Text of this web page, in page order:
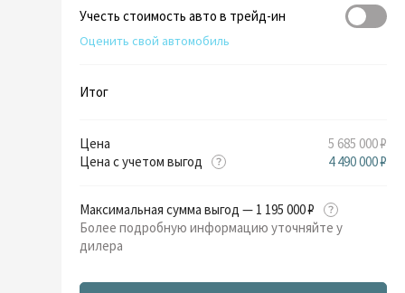
Учесть стоимость авто в трейд-ин
Оценить свой автомобиль
Итог
Цена
5 685 000 ₽
Цена с учетом выгод
4 490 000 ₽
Максимальная сумма выгод — 1 195 000 ₽
Более подробную информацию уточняйте у
дилера